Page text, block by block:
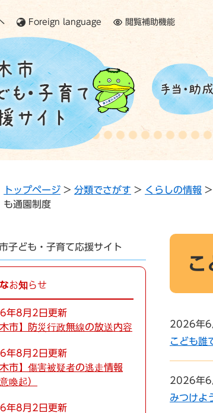
Foreign language 閲覧補助機能
トップページ > 分類でさがす > くらしの情報 >
も通園制度
本
こ
2026年6
こども誰
2026年6
みつけよ
子ども・子育て応援サイト
お知らせ
年8月2日更新
木市】防災行政無線の放送内容
年8月2日更新
木市】傷害被疑者の逃走情報
喚起）
年8月2日更新